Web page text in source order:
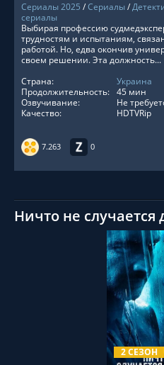
Сериалы 2025 /Сериалы/
сериалы
7.263 0
Выбирая профессию
трудностям и испытаниям,
работой. Но, едва окончив
своем решении. Эта должность...
Страна:
Украина
Продолжительность: 45 мин
Озвучивание:
Не
Качество:
HDTVRip
Ничто не
2 СЕЗОН